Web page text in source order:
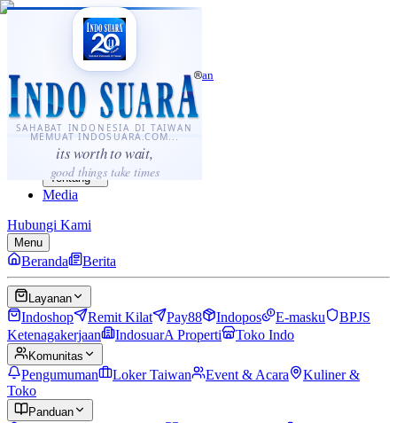
SAHABAT INDONESIA DI TAIWAN
MEMUAT INDOSUARA.COM...
its worth to wait,
good things take times
·...
⌘K
Sahabat Indonesia di Taiwan
Berita
Layanan
Komunitas
Panduan
Tentang
Media
Hubungi Kami
Menu
Beranda Berita
Layanan
Indoshop Remit Kilat Pay88 Indopos E-masku
BPJS
Ketenagakerjaan
IndosuarA Properti Toko Indo
Komunitas
Pengumuman Loker Taiwan Event & Acara
Kuliner &
Toko
Panduan